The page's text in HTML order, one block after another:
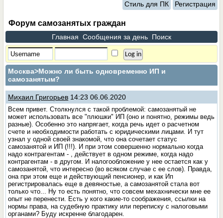
Стиль для ПК Регистрация
Форум самозанятых граждан
Главная Сообщения за день Поиск
Москва>Можно ли быть одновременно ИП и
самозанятым?
Михаил Григорьев 14:23 06.06.2020
Всем привет. Столкнулся с такой проблемой: самозанятый не
может использовать все "плюшки" ИП (оно и понятно, режимы ведь
разные). Особенно это напрягает, когда речь идет о расчетном
счете и необходимости работать с юридическими лицами. И тут
узнал у одной своей знакомой, что она сочетает статус
самозанятой и ИП (!!!). И при этом совершенно нормально когда
надо контрагентам - , действует в одном режиме, когда надо
контрагентам - в другом. И налогообложение у нее остается как у
самозанятой, что интересно (во всяком случае с ее слов). Правда,
она при этом еще и действующий пенсионер, и как Ип
регистрировалась еще в девяностые, а самозанятой стала вот
только что... Ну то есть понятно, что совсем мехахнически мне ее
опыт не перенести. Есть у кого какие-то соображения, ссылки на
нормы права, на судебную практику или переписку с налоговыми
органами? Буду искренне благодарен.